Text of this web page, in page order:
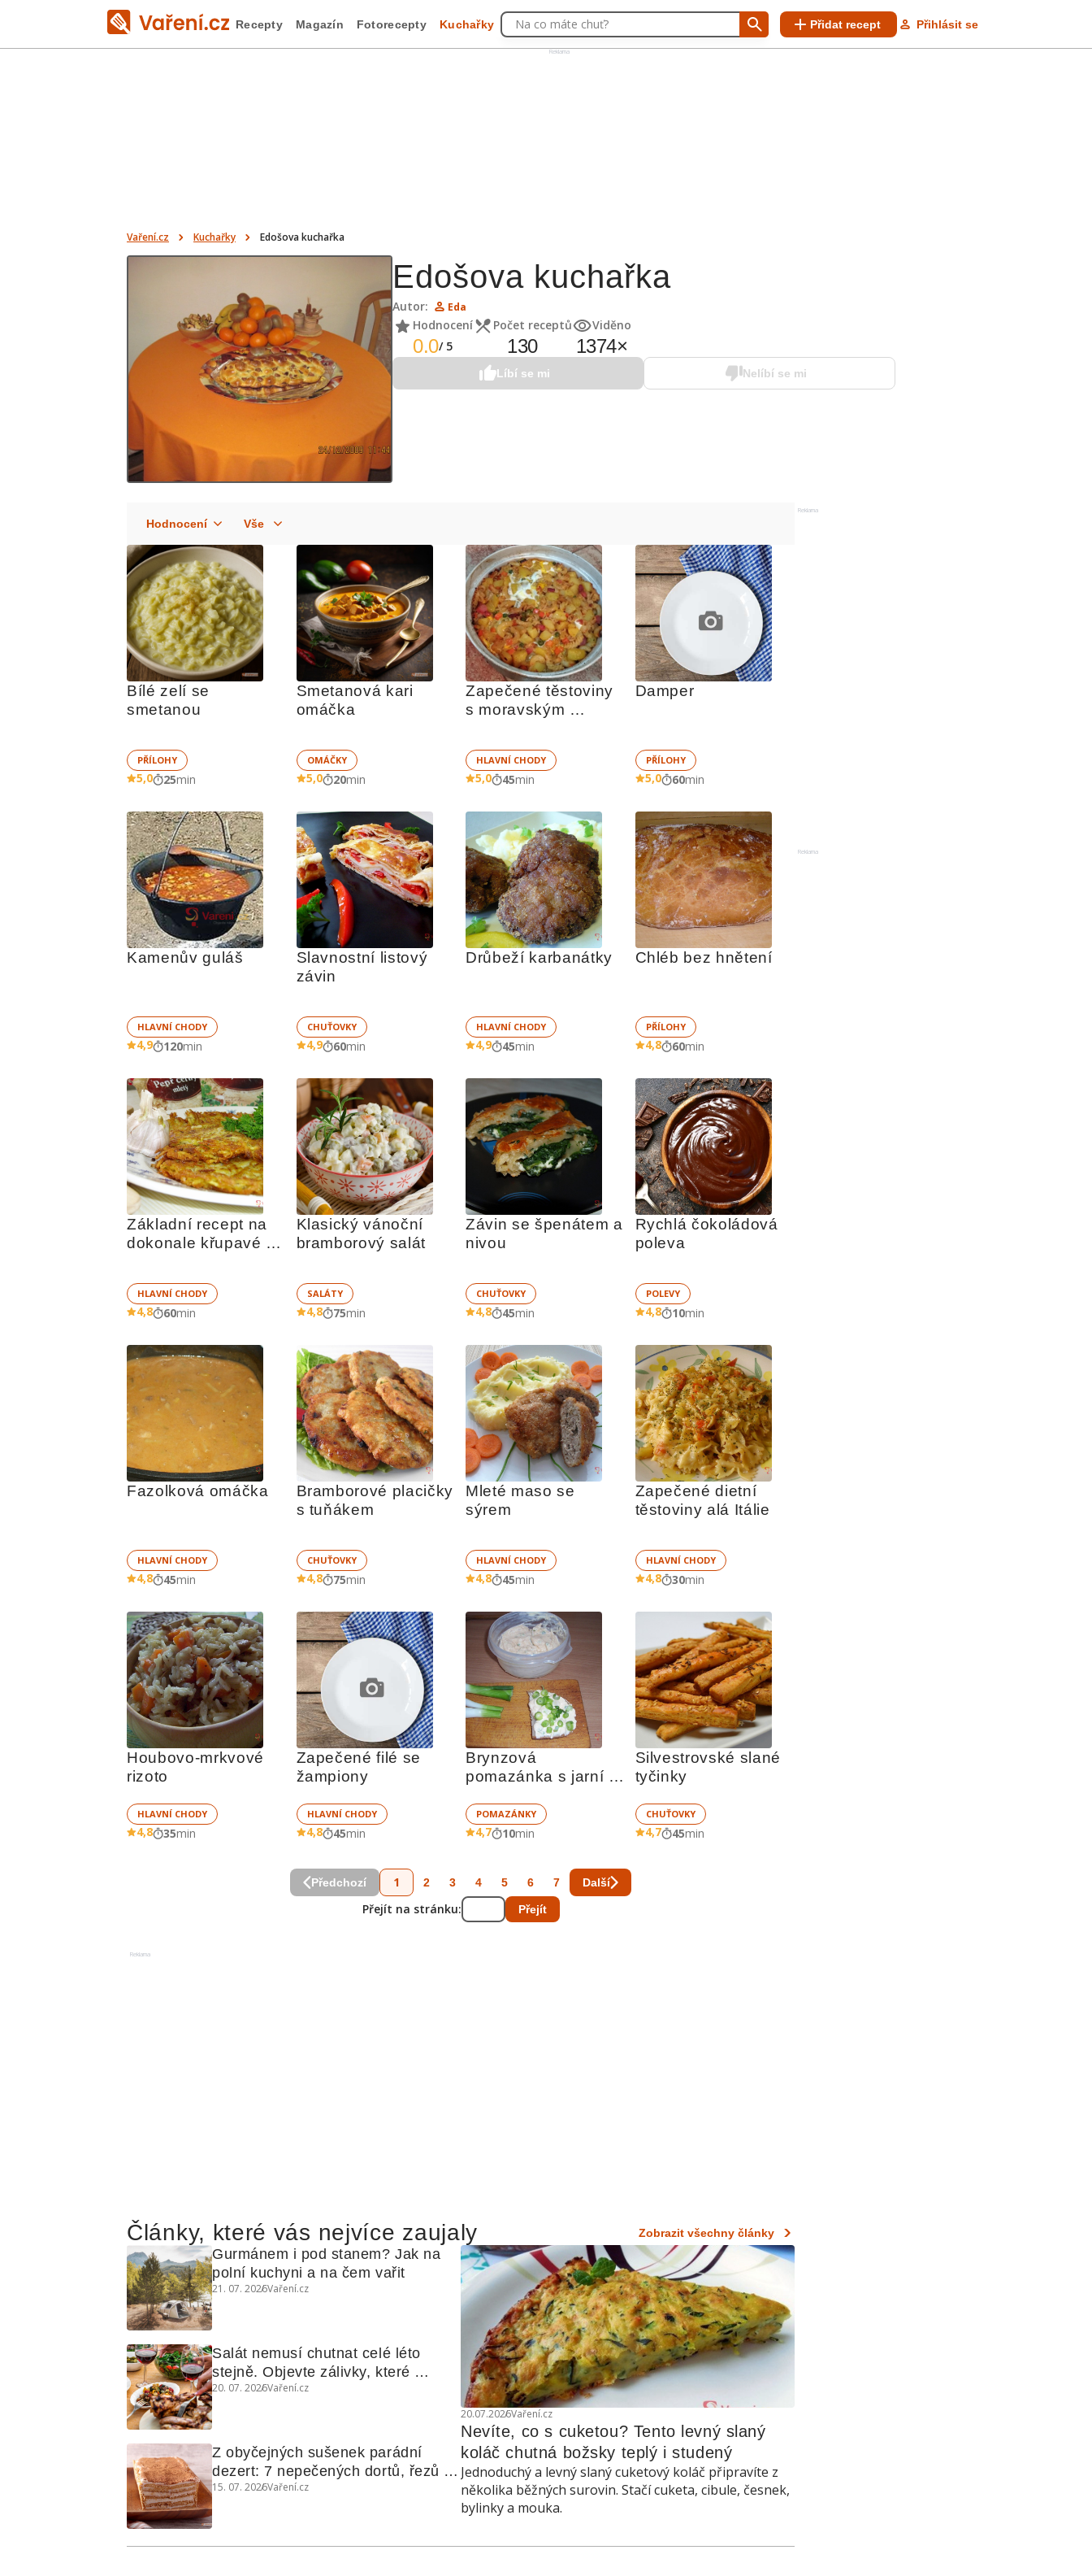
Reklama
Recepty Magazín Fotorecepty Kuchařky Na co máte chuť? Přidat recept Přihlásit se
Vaření.cz Kuchařky Edošova kuchařka
Edošova kuchařka
Autor: Eda
Hodnocení
0.0/ 5
Počet receptů
130
Viděno
1374×
Líbí se mi Nelíbí se mi
Bílé zelí se
smetanou
PŘÍLOHY
5,0 25min
Smetanová kari
omáčka
OMÁČKY
5,0 20min
Zapečené těstoviny
s moravským
HLAVNÍ CHODY
5,0 45min
Damper
PŘÍLOHY
5,0 60min
Kamenův guláš
HLAVNÍ CHODY
4,9 120min
Slavnostní listový
závin
CHUŤOVKY
4,9 60min
Drůbeží karbanátky
HLAVNÍ CHODY
4,9 45min
Chléb bez hnětení
PŘÍLOHY
4,8 60min
Základní recept na
dokonale křupavé
HLAVNÍ CHODY
4,8 60min
Klasický vánoční
bramborový salát
SALÁTY
4,8 75min
Závin se špenátem a
nivou
CHUŤOVKY
4,8 45min
Rychlá čokoládová
poleva
POLEVY
4,8 10min
Fazolková omáčka
HLAVNÍ CHODY
4,8 45min
Bramborové placičky
s tuňákem
CHUŤOVKY
4,8 75min
Mleté maso se
sýrem
HLAVNÍ CHODY
4,8 45min
Zapečené dietní
těstoviny alá Itálie
HLAVNÍ CHODY
4,8 30min
Houbovo-mrkvové
rizoto
HLAVNÍ CHODY
4,8 35min
Zapečené filé se
žampiony
HLAVNÍ CHODY
4,8 45min
Brynzová
pomazánka s jarní
POMAZÁNKY
4,7 10min
Silvestrovské slané
tyčinky
CHUŤOVKY
4,7 45min
Předchozí 1 2 3 4 5 6 7 Další
Přejít na stránku: Přejít
Reklama
Články, které vás nejvíce zaujaly Zobrazit všechny články
20.07.2026Vaření.cz
Nevíte, co s cuketou? Tento levný slaný
koláč chutná božsky teplý i studený
Jednoduchý a levný slaný cuketový koláč připravíte z
několika běžných surovin. Stačí cuketa, cibule, česnek,
bylinky a mouka.
Gurmánem i pod stanem? Jak na
polní kuchyni a na čem vařit
21. 07. 2026Vaření.cz
Salát nemusí chutnat celé léto
stejně. Objevte zálivky, které
využijete i na maso, nudle nebo
20. 07. 2026Vaření.cz
Z obyčejných sušenek parádní
dezert: 7 nepečených dortů, řezů a
koláčů
15. 07. 2026Vaření.cz
Reklama
Reklama